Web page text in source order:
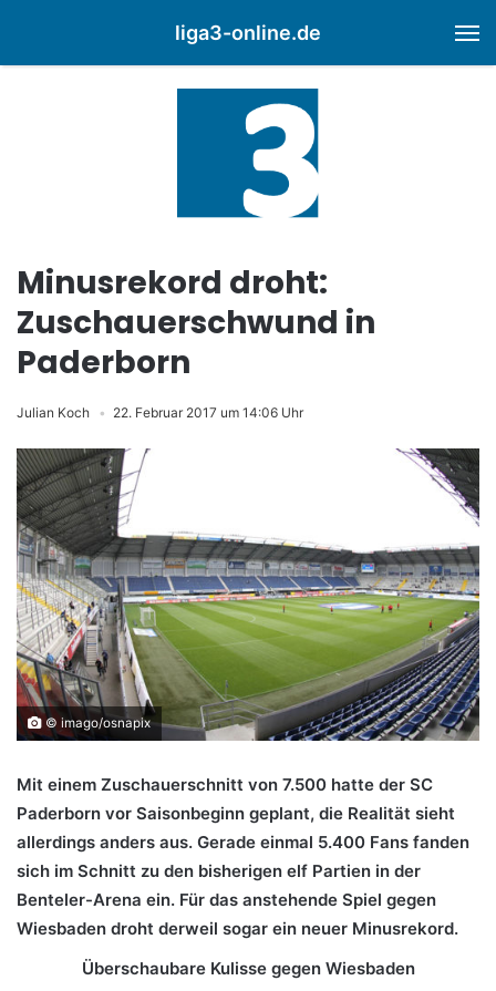
liga3-online.de
Minusrekord droht:
Zuschauerschwund in
Paderborn
Julian Koch 22. Februar 2017 um 14:06 Uhr
© imago/osnapix
Mit einem Zuschauerschnitt von 7.500 hatte der SC
Paderborn vor Saisonbeginn geplant, die Realität sieht
allerdings anders aus. Gerade einmal 5.400 Fans fanden
sich im Schnitt zu den bisherigen elf Partien in der
Benteler-Arena ein. Für das anstehende Spiel gegen
Wiesbaden droht derweil sogar ein neuer Minusrekord.
Überschaubare Kulisse gegen Wiesbaden